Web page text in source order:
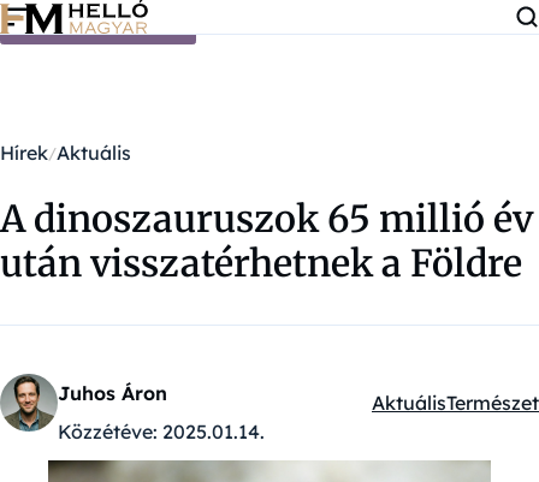
Ugrás a tartalomra
Hírek Aktuális
A dinoszauruszok 65 millió év
után visszatérhetnek a Földre
Juhos Áron
Közzétéve: 2025.01.14.
Kategóriák:
AktuálisTermészet